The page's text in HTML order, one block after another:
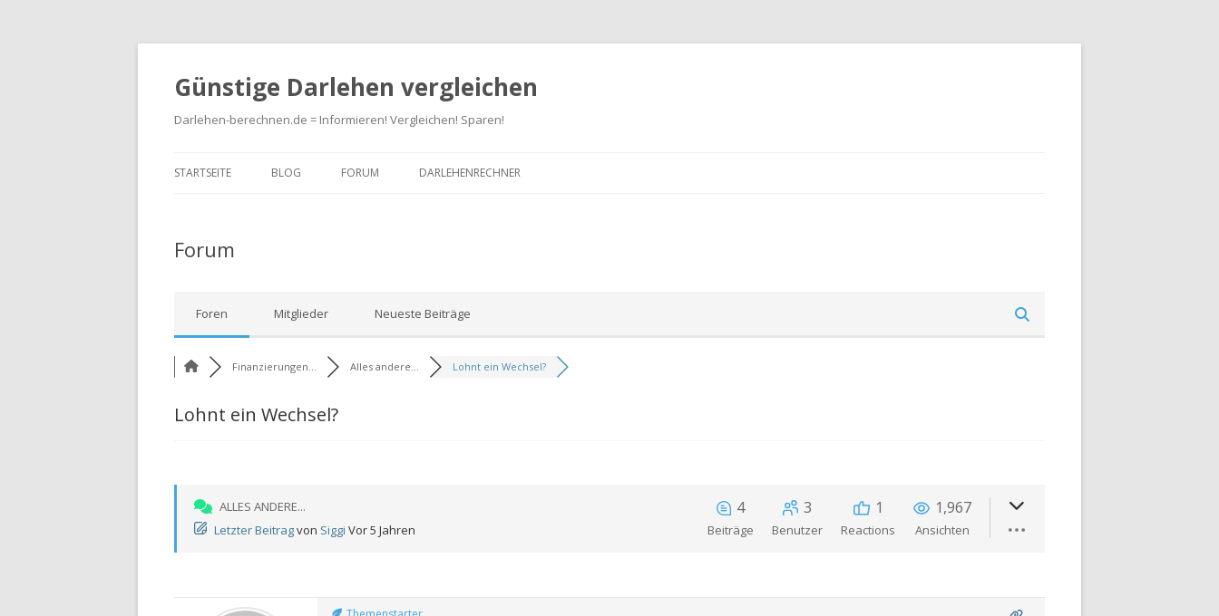
Günstige Darlehen vergleichen
Darlehen-berechnen.de = Informieren! Vergleichen! Sparen!
STARTSEITE BLOG FORUM DARLEHENRECHNER
Forum
Foren Mitglieder Neueste Beiträge
Finanzierungen... Alles andere... Lohnt ein Wechsel?
Lohnt ein Wechsel?
ALLES ANDERE...
Letzter Beitragvon Siggi Vor 5 Jahren
4
Beiträge
3
Benutzer
1
Reactions
1,967
Ansichten